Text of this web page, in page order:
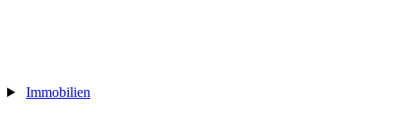
Immobilien